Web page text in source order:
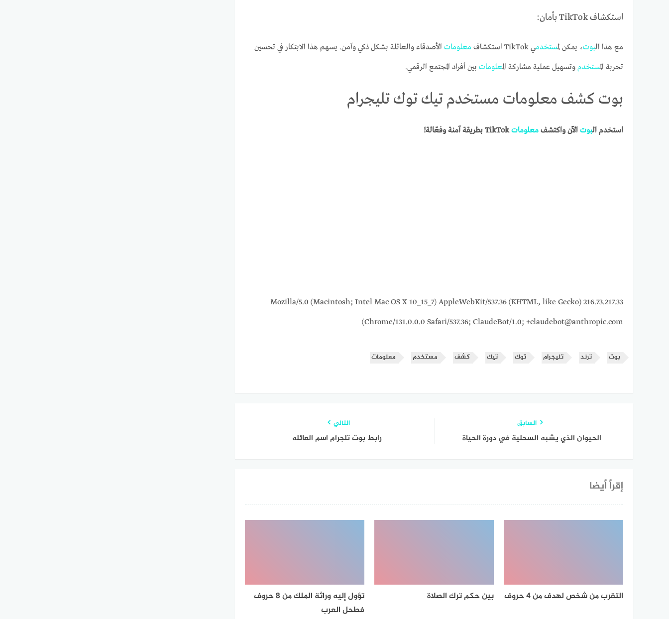
استكشاف TikTok بأمان:
مع هذا البوت، يمكن لمستخدمي TikTok استكشاف معلومات الأصدقاء والعائلة بشكل ذكي وآمن. يسهم هذا الابتكار في تحسين
تجربة المستخدم وتسهيل عملية مشاركة المعلومات بين أفراد المجتمع الرقمي.
بوت كشف معلومات مستخدم تيك توك تليجرام
استخدم البوت الآن واكتشف معلوماتTikTok بطريقة آمنة وفعّالة!
216.73.217.33 Mozilla/5.0 (Macintosh; Intel Mac OS X 10_15_7) AppleWebKit/537.36 (KHTML, like Gecko)
Chrome/131.0.0.0 Safari/537.36; ClaudeBot/1.0; +claudebot@anthropic.com)
بوت ترند تليجرام توك تيك كشف مستخدم معلومات
السابق
الحيوان الذي يشبه السحلية في دورة الحياة
التالي
رابط بوت تلجرام اسم العائله
إقرأ أيضا
التقرب من شخص لهدف من 4 حروف بين حكم ترك الصلاة
تؤول إليه وراثة الملك من 8 حروف
فطحل العرب